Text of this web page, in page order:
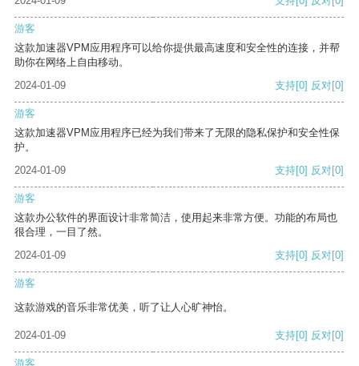
游客
这款加速器VPM应用程序可以给你提供最高速度和安全性的连接，并帮
助你在网络上自由移动。
2024-01-09
支持[0] 反对[0]
游客
这款加速器VPM应用程序已经为我们带来了无限的隐私保护和安全性保
护。
2024-01-09
支持[0] 反对[0]
游客
这款办公软件的界面设计非常简洁，使用起来非常方便。功能的布局也
很合理，一目了然。
2024-01-09
支持[0] 反对[0]
游客
这款游戏的音乐非常优美，听了让人心旷神怡。
2024-01-09 支持[0] 反对[0]
游客